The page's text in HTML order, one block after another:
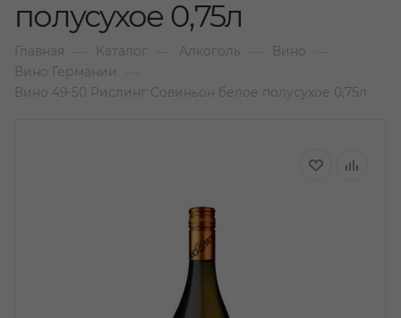
полусухое 0,75л
Главная Каталог Алкоголь Вино
Вино Германии
Вино 49-50 Рислинг Совиньон белое полусухое 0,75л